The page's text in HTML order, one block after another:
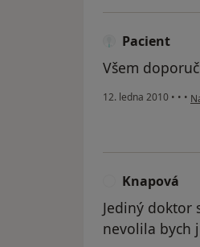
Pacient
Všem
12. ledna 2010 • • •
Knapová
Jediný doktor
nevolila bych